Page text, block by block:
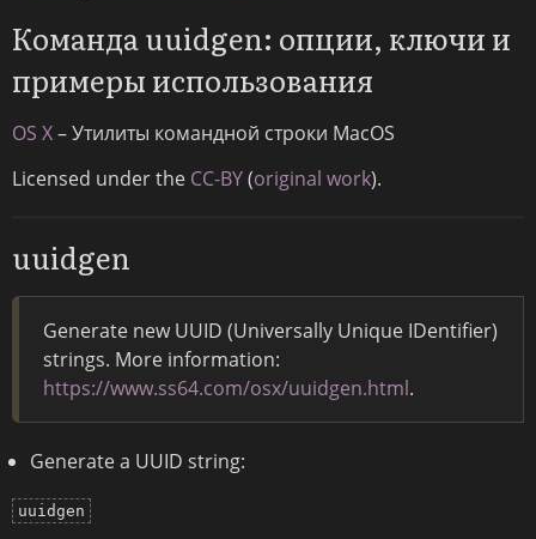
Команда uuidgen: опции, ключи и
примеры использования
OS X– Утилиты командной строки MacOS
Licensed under the CC-BY(original work).
uuidgen
Generate new UUID (Universally Unique IDentifier)
strings. More information:
https://www.ss64.com/osx/uuidgen.html.
Generate a UUID string:
uuidgen